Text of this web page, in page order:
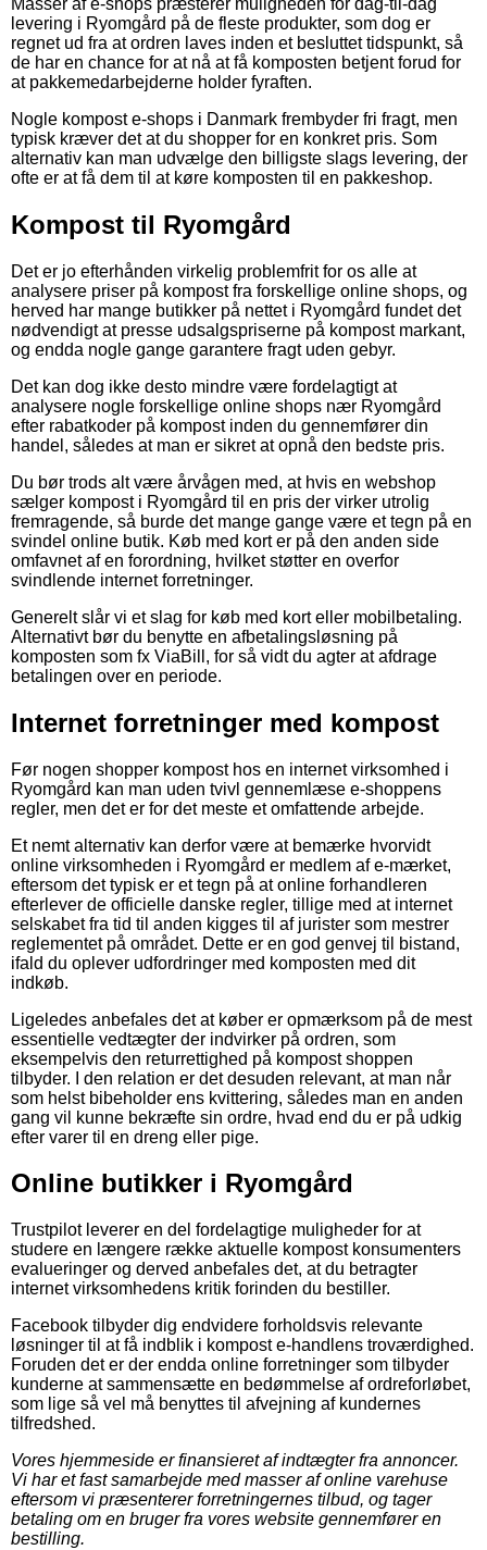
levering i Ryomgård på de fleste produkter, som dog er
regnet ud fra at ordren laves inden et besluttet tidspunkt, så
de har en chance for at nå at få komposten betjent forud for
at pakkemedarbejderne holder fyraften.
Nogle kompost e-shops i Danmark frembyder fri fragt, men
typisk kræver det at du shopper for en konkret pris. Som
alternativ kan man udvælge den billigste slags levering, der
ofte er at få dem til at køre komposten til en pakkeshop.
Kompost til Ryomgård
Det er jo efterhånden virkelig problemfrit for os alle at
analysere priser på kompost fra forskellige online shops, og
herved har mange butikker på nettet i Ryomgård fundet det
nødvendigt at presse udsalgspriserne på kompost markant,
og endda nogle gange garantere fragt uden gebyr.
Det kan dog ikke desto mindre være fordelagtigt at
analysere nogle forskellige online shops nær Ryomgård
efter rabatkoder på kompost inden du gennemfører din
handel, således at man er sikret at opnå den bedste pris.
Du bør trods alt være årvågen med, at hvis en webshop
sælger kompost i Ryomgård til en pris der virker utrolig
fremragende, så burde det mange gange være et tegn på en
svindel online butik. Køb med kort er på den anden side
omfavnet af en forordning, hvilket støtter en overfor
svindlende internet forretninger.
Generelt slår vi et slag for køb med kort eller mobilbetaling.
Alternativt bør du benytte en afbetalingsløsning på
komposten som fx ViaBill, for så vidt du agter at afdrage
betalingen over en periode.
Internet forretninger med kompost
Før nogen shopper kompost hos en internet virksomhed i
Ryomgård kan man uden tvivl gennemlæse e-shoppens
regler, men det er for det meste et omfattende arbejde.
Et nemt alternativ kan derfor være at bemærke hvorvidt
online virksomheden i Ryomgård er medlem af e-mærket,
eftersom det typisk er et tegn på at online forhandleren
efterlever de officielle danske regler, tillige med at internet
selskabet fra tid til anden kigges til af jurister som mestrer
reglementet på området. Dette er en god genvej til bistand,
ifald du oplever udfordringer med komposten med dit
indkøb.
Ligeledes anbefales det at køber er opmærksom på de mest
essentielle vedtægter der indvirker på ordren, som
eksempelvis den returrettighed på kompost shoppen
tilbyder. I den relation er det desuden relevant, at man når
som helst bibeholder ens kvittering, således man en anden
gang vil kunne bekræfte sin ordre, hvad end du er på udkig
efter varer til en dreng eller pige.
Online butikker i Ryomgård
Trustpilot leverer en del fordelagtige muligheder for at
studere en længere række aktuelle kompost konsumenters
evalueringer og derved anbefales det, at du betragter
internet virksomhedens kritik forinden du bestiller.
Facebook tilbyder dig endvidere forholdsvis relevante
løsninger til at få indblik i kompost e-handlens troværdighed.
Foruden det er der endda online forretninger som tilbyder
kunderne at sammensætte en bedømmelse af ordreforløbet,
som lige så vel må benyttes til afvejning af kundernes
tilfredshed.
Vores hjemmeside er finansieret af indtægter fra annoncer.
Vi har et fast samarbejde med masser af online varehuse
eftersom vi præsenterer forretningernes tilbud, og tager
betaling om en bruger fra vores website gennemfører en
bestilling.